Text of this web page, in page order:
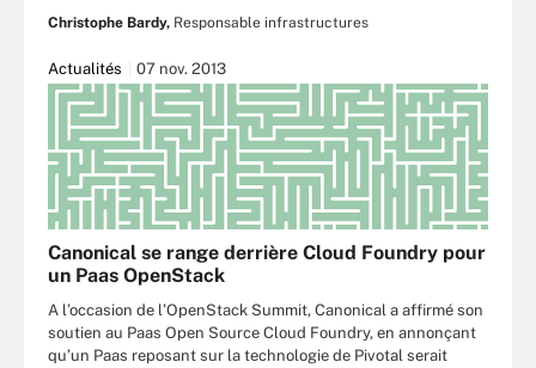
Christophe Bardy, Responsable infrastructures
Actualités 07 nov. 2013
Canonical se range derrière Cloud Foundry pour
un Paas OpenStack
A l’occasion de l’OpenStack Summit, Canonical a affirmé son
soutien au Paas Open Source Cloud Foundry, en annonçant
qu’un Paas reposant sur la technologie de Pivotal serait